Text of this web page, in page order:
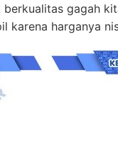
gagah
karena harganya